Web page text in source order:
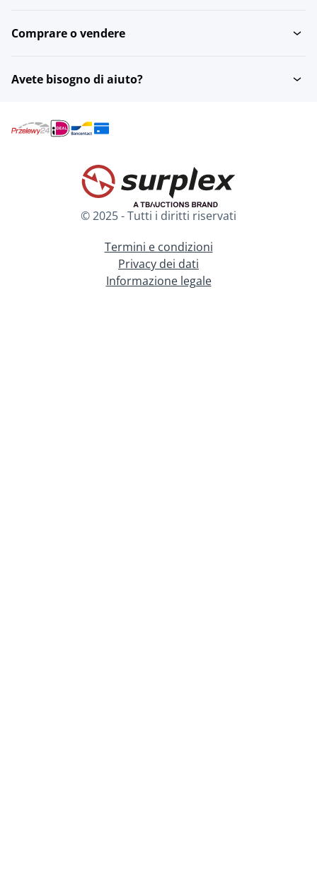
Comprare o vendere
Avete bisogno di aiuto?
© 2025 - Tutti i diritti riservati
Termini e condizioni
Privacy dei dati
Informazione legale